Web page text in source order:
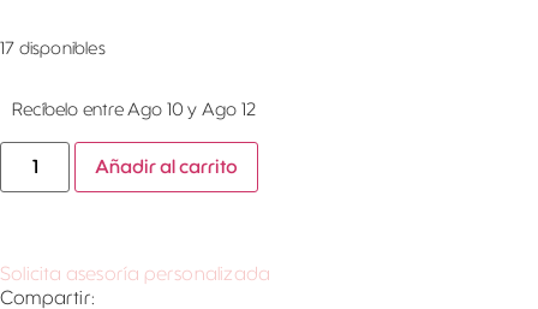
17 disponibles
Recíbelo entre Ago 10 y Ago 12
Añadir al carrito
Solicita asesoría personalizada
Compartir: